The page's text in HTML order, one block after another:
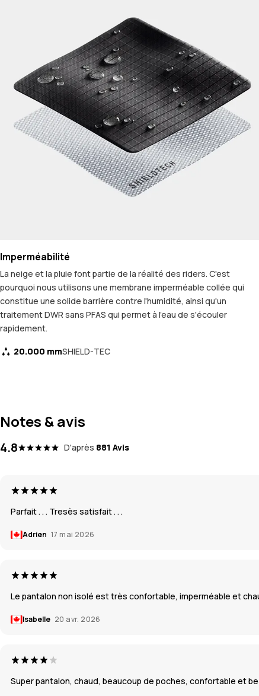
Imperméabilité
La neige et la pluie font partie de la réalité des riders. C'est
pourquoi nous utilisons une membrane imperméable collée qui
constitue une solide barrière contre l'humidité, ainsi qu'un
traitement DWR sans PFAS qui permet à l'eau de s'écouler
rapidement.
20.000 mmSHIELD-TEC
Notes & avis
4.8 D'après 881 Avis
Parfait . . . Tresès satisfait . . .
Adrien 17 mai 2026
Le pantalon non isolé est très confortable, imperméable et
Isabelle 20 avr. 2026
Super pantalon, chaud, beaucoup de poches, confortable et